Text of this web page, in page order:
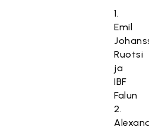
1.
Emil
Ruotsi
ja
IBF
Falun
2.